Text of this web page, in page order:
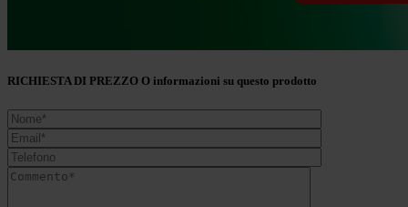
RICHIESTA DI PREZZO O informazioni su questo prodotto